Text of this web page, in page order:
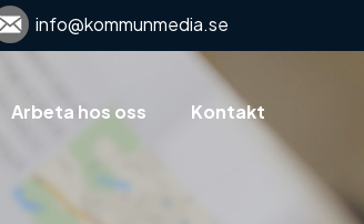
info@kommunmedia.se
Arbeta hos oss Kontakt